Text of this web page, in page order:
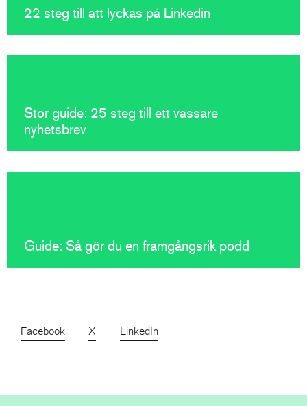
22 steg till att lyckas på Linkedin
Stor guide: 25 steg till ett vassare
nyhetsbrev
Guide: Så gör du en framgångsrik podd
Facebook X LinkedIn